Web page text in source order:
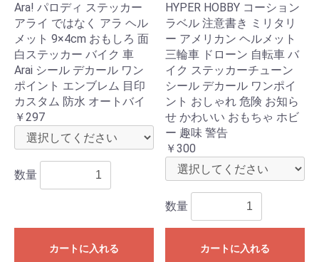
Ara! パロディ ステッカー
アライ ではなく アラ ヘル
メット 9×4cm おもしろ 面
白ステッカー バイク 車
Arai シール デカール ワン
ポイント エンブレム 目印
カスタム 防水 オートバイ
￥297
数量
カートに入れる
HYPER HOBBY コーション
ラベル 注意書き ミリタリ
ー アメリカン ヘルメット
三輪車 ドローン 自転車 バ
イク ステッカーチューン
シール デカール ワンポイ
ント おしゃれ 危険 お知ら
せ かわいい おもちゃ ホビ
ー 趣味 警告
￥300
数量
カートに入れる